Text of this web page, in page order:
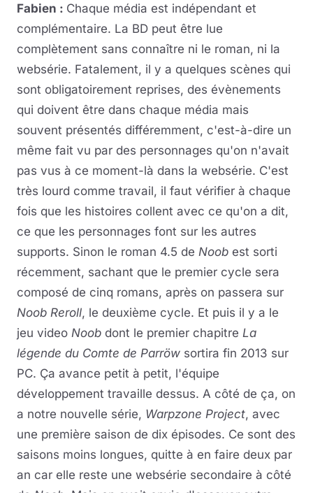
Fabien : Chaque média est indépendant et
complémentaire. La BD peut être lue
complètement sans connaître ni le roman, ni la
websérie. Fatalement, il y a quelques scènes qui
sont obligatoirement reprises, des évènements
qui doivent être dans chaque média mais
souvent présentés différemment, c'est-à-dire un
même fait vu par des personnages qu'on n'avait
pas vus à ce moment-là dans la websérie. C'est
très lourd comme travail, il faut vérifier à chaque
fois que les histoires collent avec ce qu'on a dit,
ce que les personnages font sur les autres
supports. Sinon le roman 4.5 de Noob est sorti
récemment, sachant que le premier cycle sera
composé de cinq romans, après on passera sur
Noob Reroll, le deuxième cycle. Et puis il y a le
jeu video Noob dont le premier chapitre La
légende du Comte de Parröw sortira fin 2013 sur
PC. Ça avance petit à petit, l'équipe
développement travaille dessus. A côté de ça, on
a notre nouvelle série, Warpzone Project, avec
une première saison de dix épisodes. Ce sont des
saisons moins longues, quitte à en faire deux par
an car elle reste une websérie secondaire à côté